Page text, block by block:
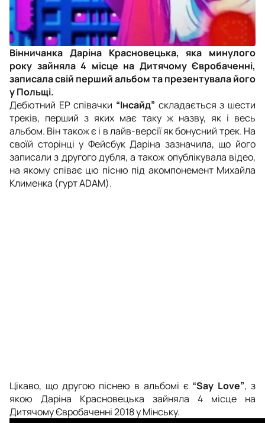
Вінничанка Даріна Красновецька, яка минулого
року зайняла 4 місце на Дитячому Євробаченні,
записала свій перший альбом та презентувала його
у Польщі.
Дебютний EP співачки “Інсайд” складається з шести
треків, перший з яких має таку ж назву, як і весь
альбом. Він також є і в лайв-версії як бонусний трек. На
своїй сторінці у Фейсбук Даріна зазначила, що його
записали з другого дубля, а також опублікувала відео,
на якому співає цю пісню під акомпонемент Михайла
Клименка (гурт ADAM).
Цікаво, що другою піснею в альбомі є “Say Love”, з
якою Даріна Красновецька зайняла 4 місце на
Дитячому Євробаченні 2018 у Мінську.